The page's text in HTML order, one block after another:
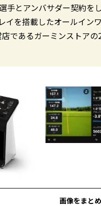
手とアンバサダー契約を
イを搭載したオールイン
店であるガーミンストア
画像をまと